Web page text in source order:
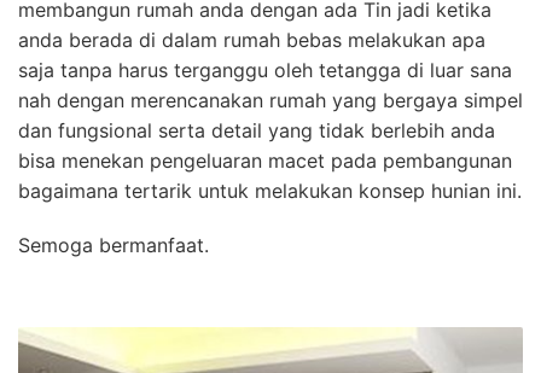
membangun rumah anda dengan ada Tin jadi ketika
anda berada di dalam rumah bebas melakukan apa
saja tanpa harus terganggu oleh tetangga di luar sana
nah dengan merencanakan rumah yang bergaya simpel
dan fungsional serta detail yang tidak berlebih anda
bisa menekan pengeluaran macet pada pembangunan
bagaimana tertarik untuk melakukan konsep hunian ini.
Semoga bermanfaat.